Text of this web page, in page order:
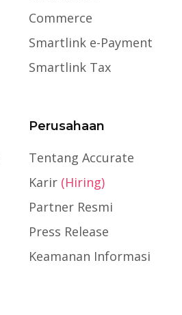
Commerce
Smartlink e-Payment
Smartlink Tax
Perusahaan
Tentang Accurate
Karir (Hiring)
Partner Resmi
Press Release
Keamanan Informasi